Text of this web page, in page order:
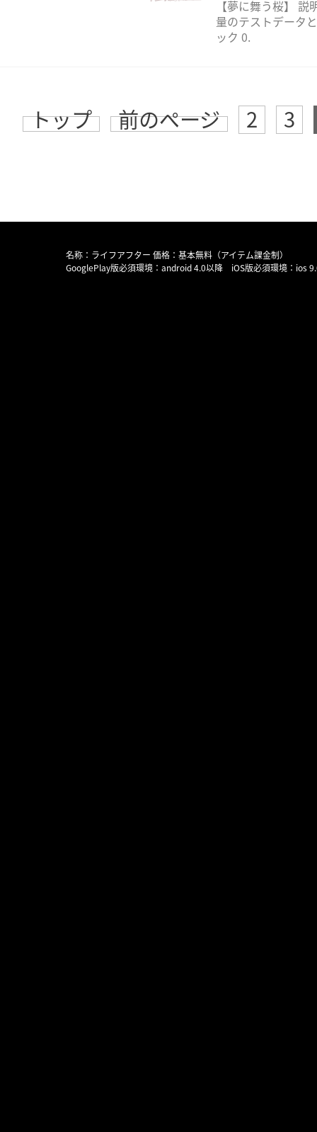
【夢に舞う桜】
量のテストデータ
ック 0.
トップ 前のページ 2 3
名称：ライフアフター 価格：基本無料（アイテム課金制）
GooglePlay版必須環境：android 4.0以降 iOS版必須環境：ios